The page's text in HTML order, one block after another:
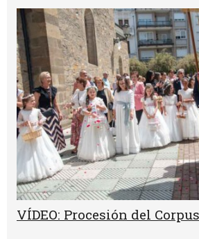
VÍDEO: Procesión del